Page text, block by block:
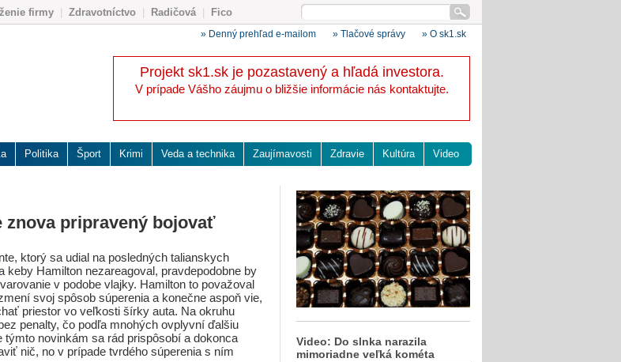
firmy Zdravotníctvo Radičová| Fico
» Denný prehľad e-mailom » Tlačové správy » O sk1.sk
Projekt sk1.sk je pozastavený a hľadá investora.
V prípade Vášho záujmu o bližšie informácie nás kontaktujte.
Politika Šport Krimi Veda a technika Zaujímavosti Zdravie Kultúra Video
Video: Do slnka narazila
mimoriadne veľká kométa
znova pripravený bojovať
ktorý sa udial na posledných talianskych
keby Hamilton nezareagoval, pravdepodobne by
v podobe vlajky. Hamilton to považoval
svoj spôsob súperenia a konečne aspoň vie,
priestor vo veľkosti šírky auta. Na okruhu
penalty, čo podľa mnohých ovplyvní ďalšiu
novinkám sa rád prispôsobí a dokonca
nič, no v prípade tvrdého súperenia s ním